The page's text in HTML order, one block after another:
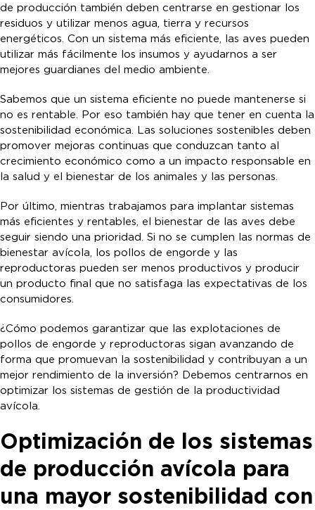
de producción también deben centrarse en gestionar los
residuos y utilizar menos agua, tierra y recursos
energéticos. Con un sistema más eficiente, las aves pueden
utilizar más fácilmente los insumos y ayudarnos a ser
mejores guardianes del medio ambiente.
Sabemos que un sistema eficiente no puede mantenerse si
no es rentable. Por eso también hay que tener en cuenta la
sostenibilidad económica. Las soluciones sostenibles deben
promover mejoras continuas que conduzcan tanto al
crecimiento económico como a un impacto responsable en
la salud y el bienestar de los animales y las personas.
Por último, mientras trabajamos para implantar sistemas
más eficientes y rentables, el bienestar de las aves debe
seguir siendo una prioridad. Si no se cumplen las normas de
bienestar avícola, los pollos de engorde y las
reproductoras pueden ser menos productivos y producir
un producto final que no satisfaga las expectativas de los
consumidores.
¿Cómo podemos garantizar que las explotaciones de
pollos de engorde y reproductoras sigan avanzando de
forma que promuevan la sostenibilidad y contribuyan a un
mejor rendimiento de la inversión? Debemos centrarnos en
optimizar los sistemas de gestión de la productividad
avícola.
Optimización de los sistemas
de producción avícola para
una mayor sostenibilidad con